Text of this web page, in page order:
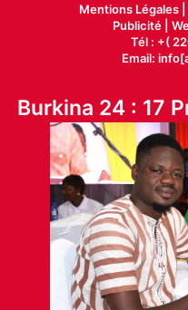
Mentions Légales |
Publicité|
Tél : +(
Email:
Burkina 24 : 17